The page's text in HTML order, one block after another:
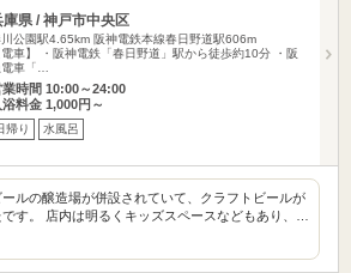
庫県 / 神戸市中央区
公園駅4.65km 阪神電鉄本線春日野道駅606m
電車】 ・阪神電鉄「春日野道」駅から徒歩約10分 ・阪
車「…
業時間 10:00～24:00
浴料金 1,000円～
帰り 水風呂
ルの醸造場が併設されていて、クラフトビールが
す。 店内は明るくキッズスペースなどもあり、…